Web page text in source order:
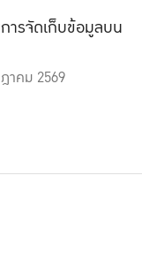
ารจัดเก็บข้อมูลบน
าคม 2569